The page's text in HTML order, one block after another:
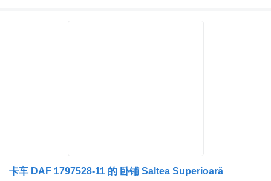
卡车 DAF 1797528-11 的 卧铺 Saltea Superioară